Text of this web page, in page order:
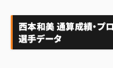
西本和美 通算成績・プ
選手データ